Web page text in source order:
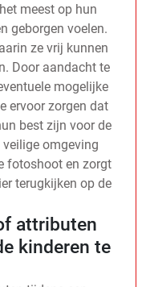
meest op hun
geborgen voelen.
ze vrij kunnen
Door aandacht te
mogelijke
ervoor zorgen dat
best zijn voor de
omgeving
fotoshoot en zorgt
terugkijken op de
attributen
kinderen te